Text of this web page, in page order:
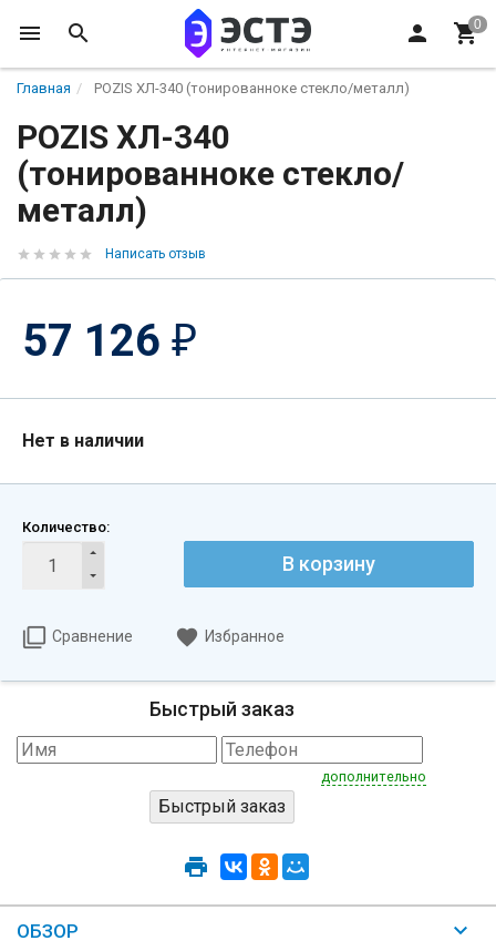
Главная POZIS ХЛ-340 (тонированноке стекло/металл)
POZIS ХЛ-340
(тонированноке стекло/
металл)
Написать отзыв
57 126 ₽
Нет в наличии
Количество:
В корзину
Сравнение Избранное
Быстрый заказ
дополнительно
ОБЗОР